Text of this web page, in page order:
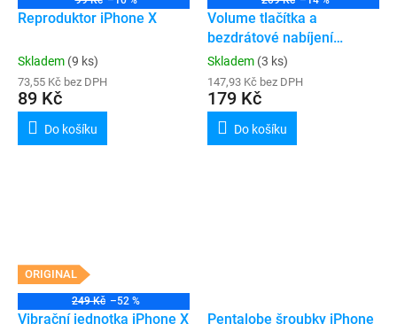
Reproduktor iPhone X
Skladem (9 ks)
73,55 Kč bez DPH
89 Kč
Do košíku
Volume tlačítka a
bezdrátové nabíjení
iPhone X
Skladem (3 ks)
147,93 Kč bez DPH
179 Kč
Do košíku
ORIGINAL
249 Kč –52 %
Vibrační jednotka iPhone X
Pentalobe šroubky iPhone